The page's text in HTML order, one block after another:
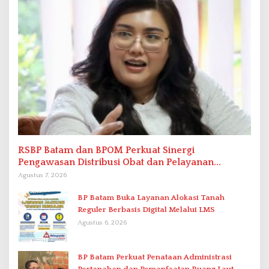
RSBP Batam dan BPOM Perkuat Sinergi
Pengawasan Distribusi Obat dan Pelayanan
Kefarmasian
Agustus 7, 2026
BP Batam Buka Layanan Alokasi Tanah
Reguler Berbasis Digital Melalui LMS
Agustus 6, 2026
BP Batam Perkuat Penataan Administrasi